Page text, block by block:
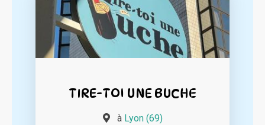
TIRE-TOI UNE BUCHE
à Lyon (69)